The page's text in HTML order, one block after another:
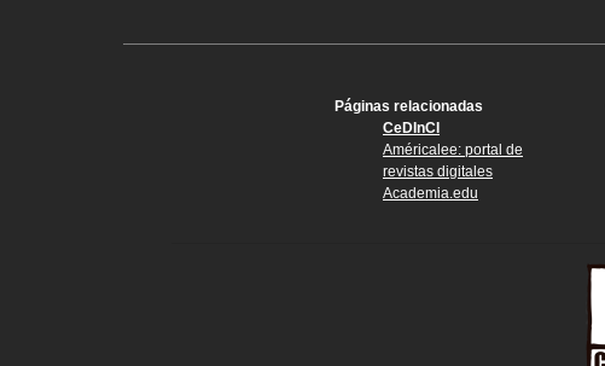
Páginas relacionadas
CeDInCI
Américalee: portal de
revistas digitales
Academia.edu